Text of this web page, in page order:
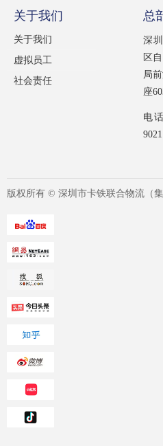
总
深
区
局
座
电
9021
关于我们
关于我们
虚拟员工
社会责任
版权所有 © 深圳市卡铁联合物流（